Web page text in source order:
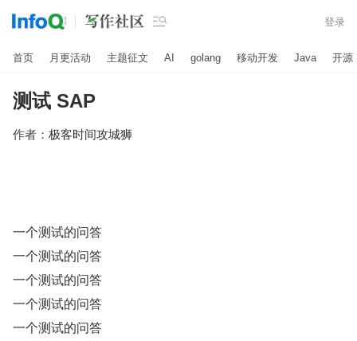
 登录
首页 月更活动 主题征文 AI golang 移动开发 Java 开源
测试 SAP
作者： 极客时间攻城狮
一个测试的问答
一个测试的问答
一个测试的问答
一个测试的问答
一个测试的问答